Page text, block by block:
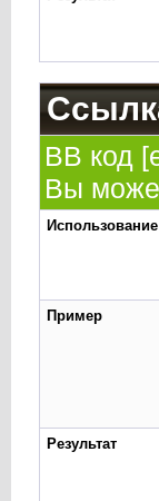
BB код
Вы
Использование
Пример
Результат